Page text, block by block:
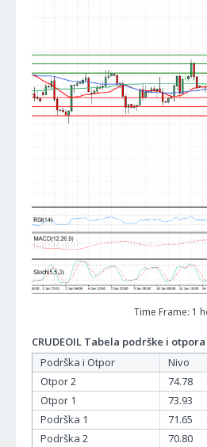
Time Frame: 1
CRUDEOIL Tabela podrške i
Podrška i Otpor
Nivo
Otpor 2
74.78
Otpor 1
73.93
Podrška 1
71.65
Podrška 2
70.80